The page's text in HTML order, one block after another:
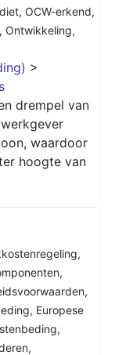
, OCW-erkend,
, Ontwikkeling,
>
drempel van
waardoor
hoogte van
,
,
,
, Europese
,
,